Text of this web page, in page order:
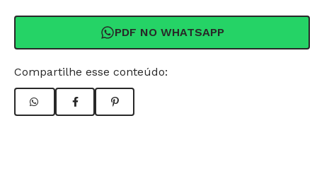
PDF NO WHATSAPP
Compartilhe esse conteúdo: